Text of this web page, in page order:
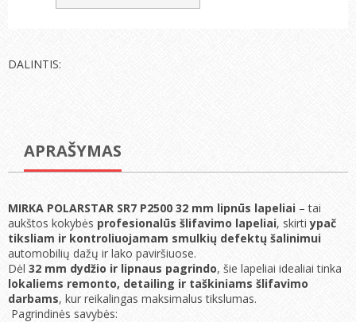
DALINTIS:
APRAŠYMAS
MIRKA POLARSTAR SR7 P2500 32 mm lipnūs lapeliai – tai
aukštos kokybės profesionalūs šlifavimo lapeliai, skirtiypač
tiksliam ir kontroliuojamam smulkių defektų šalinimui
automobilių dažų ir lako paviršiuose.
Dėl 32 mm dydžio ir lipnaus pagrindo, šie lapeliai idealiai tinka
lokaliems remonto, detailing ir taškiniams šlifavimo
darbams, kur reikalingas maksimalus tikslumas.
Pagrindinės savybės: